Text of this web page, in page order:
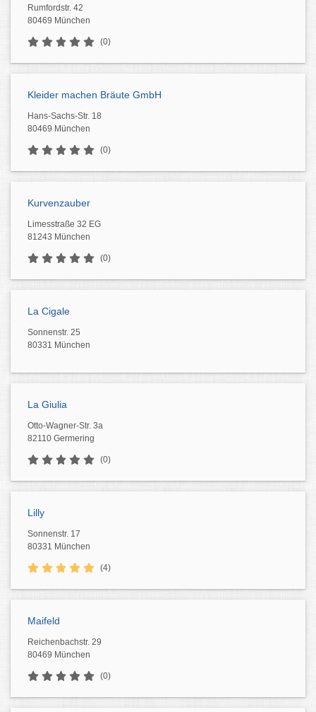
Rumfordstr. 42
80469 München
(0)
Kleider machen Bräute GmbH
Hans-Sachs-Str. 18
80469 München
(0)
Kurvenzauber
Limesstraße 32 EG
81243 München
(0)
La Cigale
Sonnenstr. 25
80331 München
La Giulia
Otto-Wagner-Str. 3a
82110 Germering
(0)
Lilly
Sonnenstr. 17
80331 München
(4)
Maifeld
Reichenbachstr. 29
80469 München
(0)